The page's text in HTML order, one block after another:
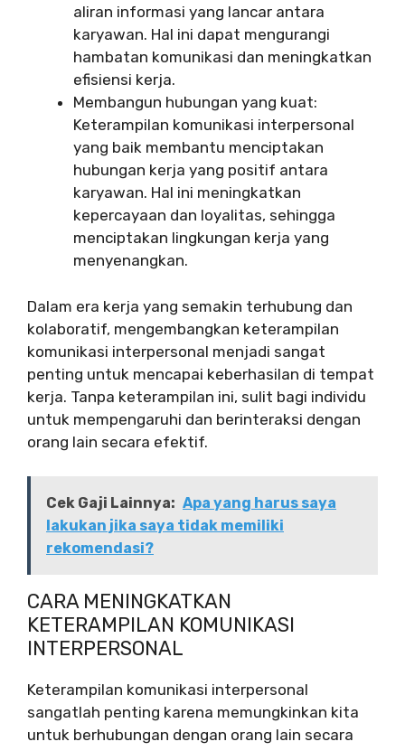
aliran informasi yang lancar antara
karyawan. Hal ini dapat mengurangi
hambatan komunikasi dan meningkatkan
efisiensi kerja.
Membangun hubungan yang kuat:
Keterampilan komunikasi interpersonal
yang baik membantu menciptakan
hubungan kerja yang positif antara
karyawan. Hal ini meningkatkan
kepercayaan dan loyalitas, sehingga
menciptakan lingkungan kerja yang
menyenangkan.
Dalam era kerja yang semakin terhubung dan
kolaboratif, mengembangkan keterampilan
komunikasi interpersonal menjadi sangat
penting untuk mencapai keberhasilan di tempat
kerja. Tanpa keterampilan ini, sulit bagi individu
untuk mempengaruhi dan berinteraksi dengan
orang lain secara efektif.
Cek Gaji Lainnya: Apa yang harus saya
lakukan jika saya tidak memiliki
rekomendasi?
CARA MENINGKATKAN
KETERAMPILAN KOMUNIKASI
INTERPERSONAL
Keterampilan komunikasi interpersonal
sangatlah penting karena memungkinkan kita
untuk berhubungan dengan orang lain secara